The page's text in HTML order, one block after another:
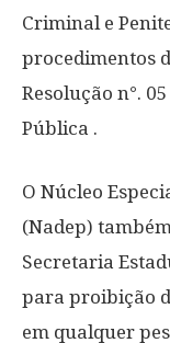
Criminal e
procedimentos
Resolução n°.
Pública .
O Núcleo
(Nadep)
Secretaria
para proibição
em qualquer